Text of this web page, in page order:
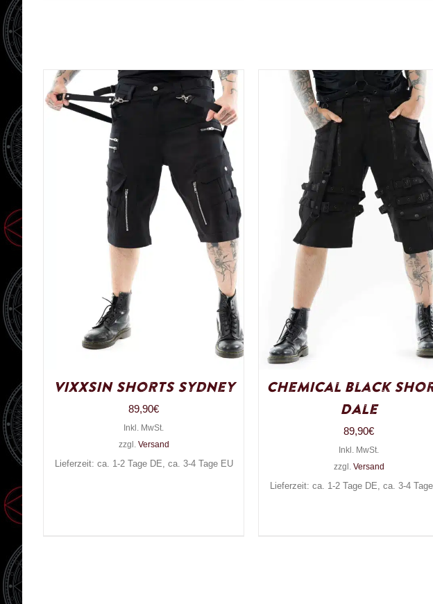
Vixxsin Shorts Sydney
89,90€
Inkl. MwSt.
zzgl. Versand
Lieferzeit: ca. 1-2 Tage DE, ca. 3-4 Tage EU
Chemical Black
Dale
89,90€
Inkl. MwSt.
zzgl. Versand
Lieferzeit: ca. 1-2 Tage DE, ca. 3-4